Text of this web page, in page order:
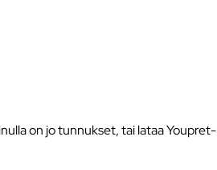
on jo tunnukset, tai lataa Youpret-